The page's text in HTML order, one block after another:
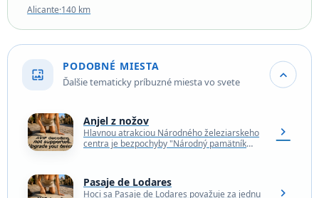
Alicante·140 km
wallpaper
PODOBNÉ MIESTA
Ďalšie tematicky príbuzné miesta vo svete expand_more
Anjel z nožov
Hlavnou atrakciou Národného železiarskeho
centra je bezpochyby "Národný pamätník
chevron_right
Pasaje de Lodares
Hoci sa Pasaje de Lodares považuje za jednu
chevron_right